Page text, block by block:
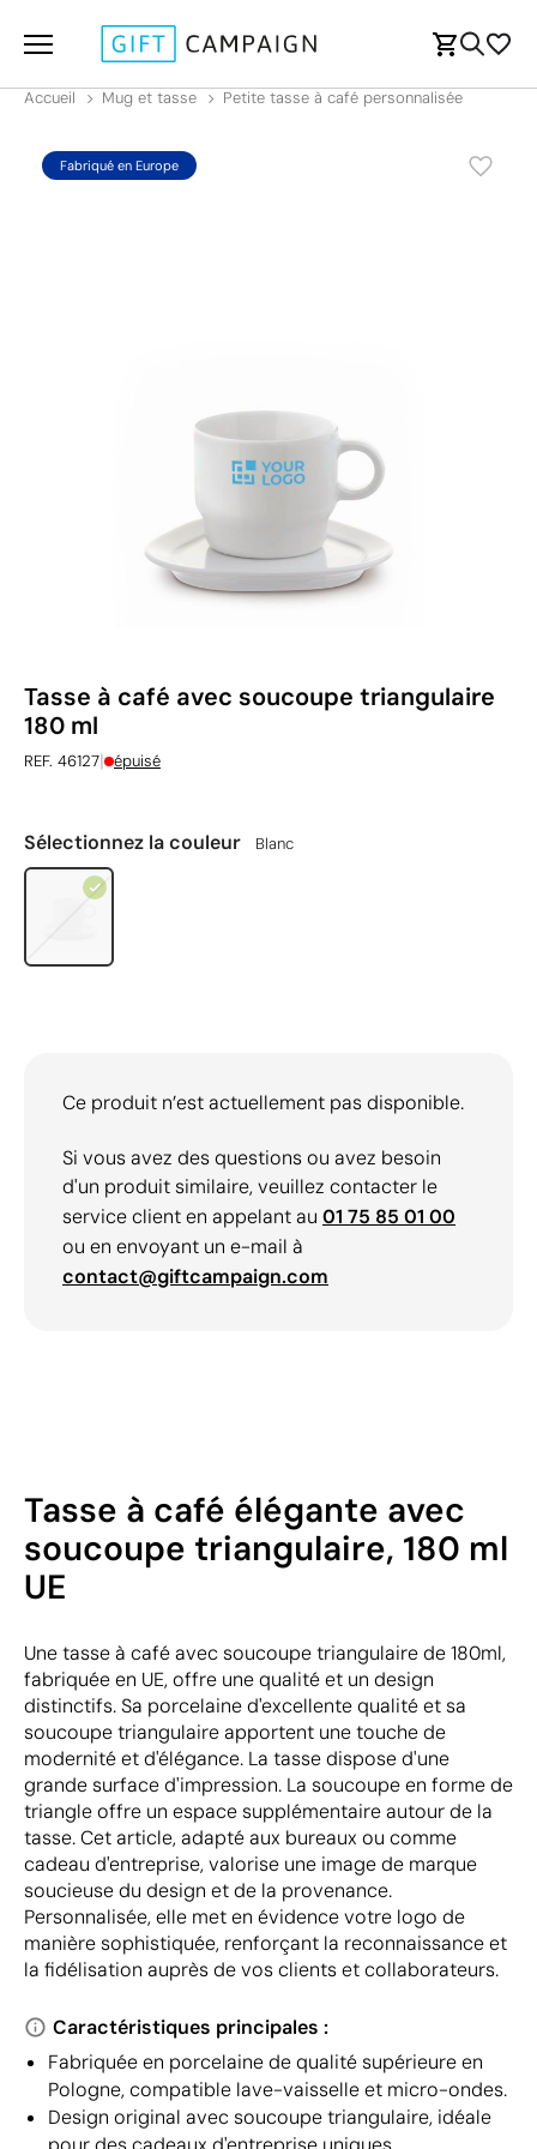
Accueil Mug et tasse Petite tasse à café personnalisée
Fabriqué en Europe
Tasse à café avec soucoupe triangulaire
180 ml
REF. 46127| épuisé
Sélectionnez la couleur Blanc
Ce produit n’est actuellement pas disponible.
Si vous avez des questions ou avez besoin
d'un produit similaire, veuillez contacter le
service client en appelant au 01 75 85 01 00
ou en envoyant un e-mail à
contact@giftcampaign.com
Tasse à café élégante avec
soucoupe triangulaire, 180 ml
UE
Une tasse à café avec soucoupe triangulaire de 180ml,
fabriquée en UE, offre une qualité et un design
distinctifs. Sa porcelaine d'excellente qualité et sa
soucoupe triangulaire apportent une touche de
modernité et d'élégance. La tasse dispose d'une
grande surface d'impression. La soucoupe en forme de
triangle offre un espace supplémentaire autour de la
tasse. Cet article, adapté aux bureaux ou comme
cadeau d'entreprise, valorise une image de marque
soucieuse du design et de la provenance.
Personnalisée, elle met en évidence votre logo de
manière sophistiquée, renforçant la reconnaissance et
la fidélisation auprès de vos clients et collaborateurs.
Caractéristiques principales :
Fabriquée en porcelaine de qualité supérieure en
Pologne, compatible lave-vaisselle et micro-ondes.
Design original avec soucoupe triangulaire, idéale